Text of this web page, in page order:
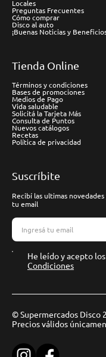
Locales
Preguntas Frecuentes
Cómo comprar
Disco al auto
¡Buenas Noticias y
Tienda Online
Términos y condiciones
Bases de promociones
Medios de Pago
Vida saludable
Solicitá la Tarjeta Más
Consulta de Puntos
Nuevos catálogos
Recetas
Política de privacidad
Suscríbite
Recibí las ultimas
tu email
He leído y acepto los
Condiciones
© Supermercados Disco
Precios válidos